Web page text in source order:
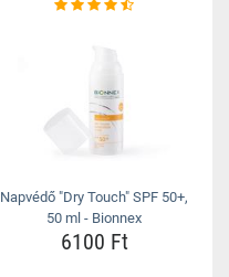
Napvédő "Dry Touch" SPF 50+,
50 ml - Bionnex
6100 Ft